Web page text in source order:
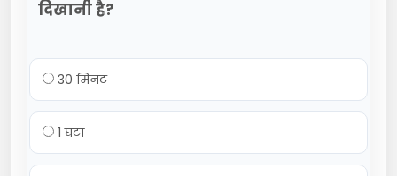
दिखानी है?
30 मिनट
1 घंटा